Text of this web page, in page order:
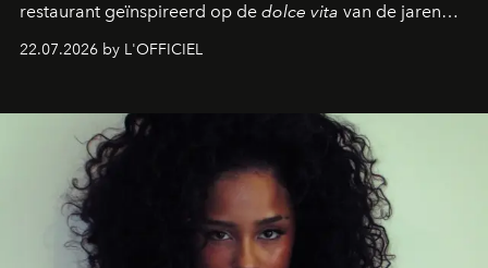
restaurant geïnspireerd op de dolce vita van de jaren
zestig, een Japanse hotspot die na zonsondergang
verandert in een bruisende ontmoetingsplek en de
neerstrijkt in Saint-Tropez. Dit zijn de nieuwe adressen
die deze zomer de toon zetten, van lange lunches tot
zwoele nachten.
22.07.2026 by L'OFFICIEL